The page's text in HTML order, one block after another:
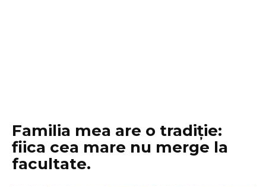
Familia mea are o tradiție:
fiica cea mare nu merge la
facultate.